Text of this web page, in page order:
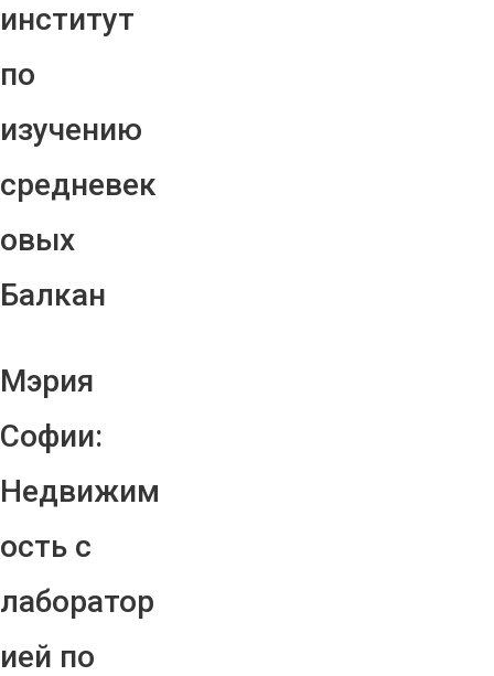
институт
по
изучению
средневек
овых
Балкан
Мэрия
Софии:
Недвижим
ость с
лаборатор
ией по